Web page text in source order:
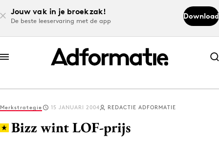
Jouw vak in je broekzak!
De beste leeservaring met de app
Download
Abonneer nu
Abonneer nu
Log in
Merkstrategie 15 JANUARI 2004 REDACTIE ADFORMATIE
Bizz wint LOF-prijs